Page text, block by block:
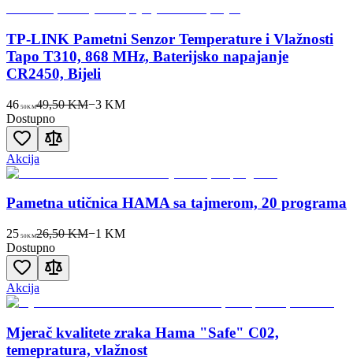
TP-LINK Pametni Senzor Temperature i Vlažnosti
Tapo T310, 868 MHz, Baterijsko napajanje
CR2450, Bijeli
46 50KM49,50 KM−3KM
Dostupno
Akcija
Pametna utičnica HAMA sa tajmerom, 20 programa
25 50KM26,50 KM−1 KM
Dostupno
Akcija
Mjerač kvalitete zraka Hama "Safe" C02,
temepratura, vlažnost